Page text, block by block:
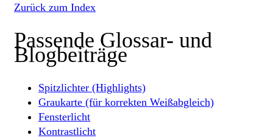
Zurück zum Index
Passende Glossar- und
Blogbeiträge
Spitzlichter (Highlights)
Graukarte (für korrekten Weißabgleich)
Fensterlicht
Kontrastlicht